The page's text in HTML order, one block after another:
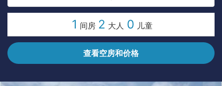
1 间房 2 大人 0 儿童
查看空房和价格